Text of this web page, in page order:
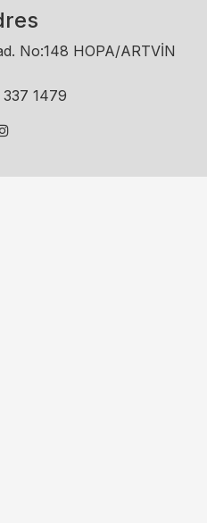
No:148 HOPA/ARTVİN
1479